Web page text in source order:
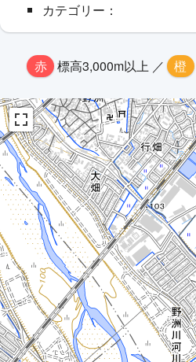
カテゴリー：
赤 標高3,000m以上 ／ 橙